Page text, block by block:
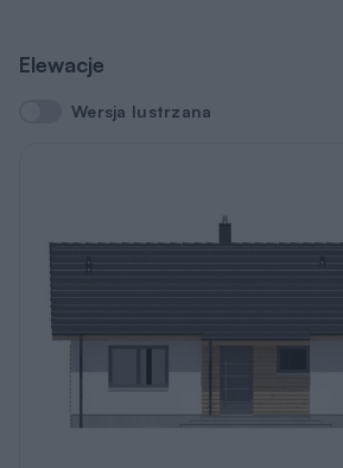
Elewacje
Wersja lustrzana
Wersja lustrzana